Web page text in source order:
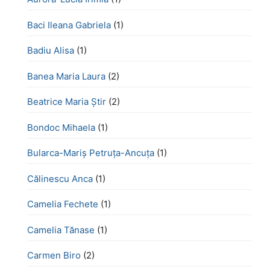
Baci Ileana Gabriela (1)
Badiu Alisa (1)
Banea Maria Laura (2)
Beatrice Maria Știr (2)
Bondoc Mihaela (1)
Bularca-Mariș Petruța-Ancuța (1)
Călinescu Anca (1)
Camelia Fechete (1)
Camelia Tănase (1)
Carmen Biro (2)